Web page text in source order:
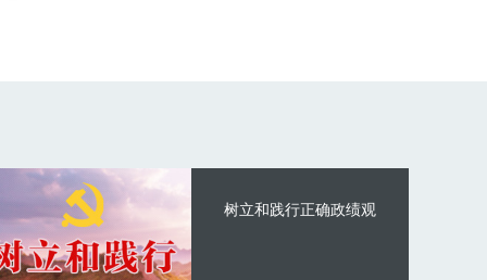
树立和践行正确政绩观